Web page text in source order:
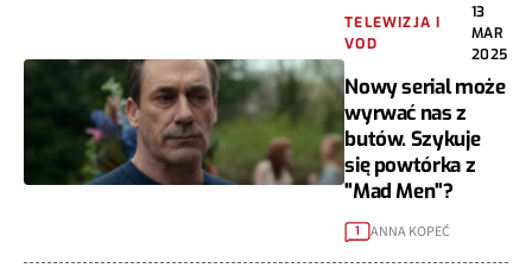
TELEWIZJA I
VOD
13
MAR
2025
Nowy serial może
wyrwać nas z
butów. Szykuje
się powtórka z
"Mad Men"?
1 ANNA KOPEĆ